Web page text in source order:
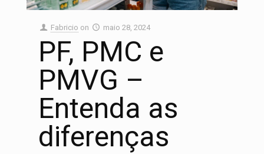
Fabricio on maio 28, 2024
PF, PMC e
PMVG –
Entenda as
diferenças